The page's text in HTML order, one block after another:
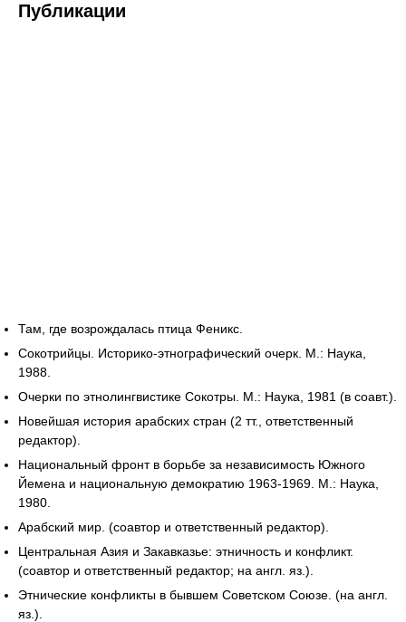
Публикации
Там, где возрождалась птица Феникс.
Сокотрийцы. Историко-этнографический очерк. М.: Наука,
1988.
Очерки по этнолингвистике Сокотры. М.: Наука, 1981 (в соавт.).
Новейшая история арабских стран (2 тт., ответственный
редактор).
Национальный фронт в борьбе за независимость Южного
Йемена и национальную демократию 1963-1969. M.: Наука,
1980.
Арабский мир. (соавтор и ответственный редактор).
Центральная Азия и Закавказье: этничность и конфликт.
(соавтор и ответственный редактор; на англ. яз.).
Этнические конфликты в бывшем Советском Союзе. (на англ.
яз.).